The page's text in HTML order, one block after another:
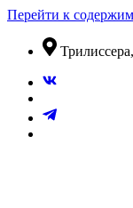
Перейти к